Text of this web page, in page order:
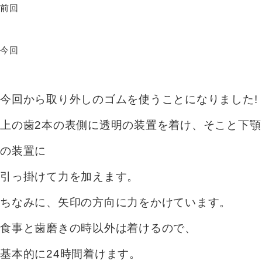
前回
今回
今回から取り外しのゴムを使うことになりました!
上の歯2本の表側に透明の装置を着け、そこと下顎
の装置に
引っ掛けて力を加えます。
ちなみに、矢印の方向に力をかけています。
食事と歯磨きの時以外は着けるので、
基本的に24時間着けます。